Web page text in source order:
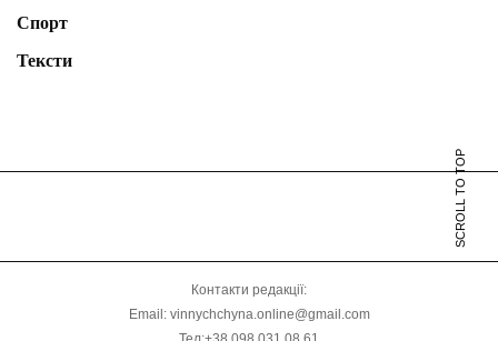
Спорт
Тексти
SCROLL TO TOP
Контакти редакції:
Email: vinnychchyna.online@gmail.com